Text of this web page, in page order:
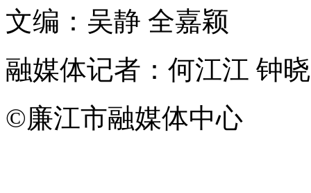
文编：吴静 全嘉颖
融媒体记者：何江江 钟
©廉江市融媒体中心